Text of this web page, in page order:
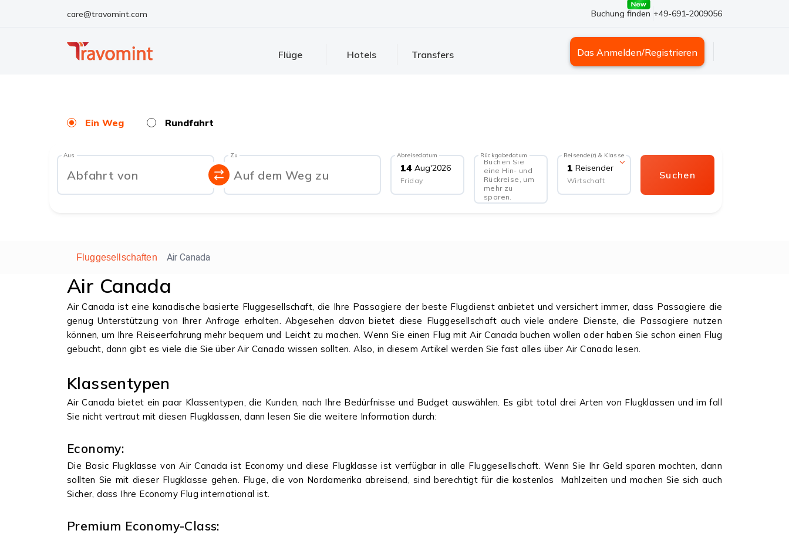
care@travomint.com Buchung finden +49-691-2009056
Flüge Hotels Transfers Das Anmelden/Registrieren
Ein Weg Rundfahrt
Aus
Abfahrt von
Zu
Auf dem Weg zu
Abreisedatum
14 Aug'2026
Friday
Rückgabedatum
Buchen Sie
eine Hin- und
Rückreise, um
mehr zu
sparen.
Reisende(r) & Klasse
1 Reisender
Wirtschaft Suchen
Fluggesellschaften Air Canada
Air Canada
Air Canada ist eine kanadische basierte Fluggesellschaft, die Ihre Passagiere der beste Flugdienst anbietet und versichert immer, dass Passagiere die
genug Unterstützung von Ihrer Anfrage erhalten. Abgesehen davon bietet diese Fluggesellschaft auch viele andere Dienste, die Passagiere nutzen
können, um Ihre Reiseerfahrung mehr bequem und Leicht zu machen. Wenn Sie einen Flug mit Air Canada buchen wollen oder haben Sie schon einen Flug
gebucht, dann gibt es viele die Sie über Air Canada wissen sollten. Also, in diesem Artikel werden Sie fast alles über Air Canada lesen.
Klassentypen
Air Canada bietet ein paar Klassentypen, die Kunden, nach Ihre Bedürfnisse und Budget auswählen. Es gibt total drei Arten von Flugklassen und im fall
Sie nicht vertraut mit diesen Flugklassen, dann lesen Sie die weitere Information durch:
Economy:
Die Basic Flugklasse von Air Canada ist Economy und diese Flugklasse ist verfügbar in alle Fluggesellschaft. Wenn Sie Ihr Geld sparen mochten, dann
sollten Sie mit dieser Flugklasse gehen. Fluge, die von Nordamerika abreisend, sind berechtigt für die kostenlos Mahlzeiten und machen Sie sich auch
Sicher, dass Ihre Economy Flug international ist.
Premium Economy-Class: